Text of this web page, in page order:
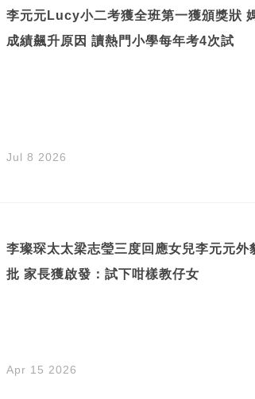
李元元Lucy小二考獲全班第一獲頒獎狀
成績飆升原因 讀熱門小學每年考4次試
Jul 8 2026
李璨琛太太梁志瑩三度回應女兒李元元外
批 家長獲啟發：試下咁樣教仔女
Apr 15 2026